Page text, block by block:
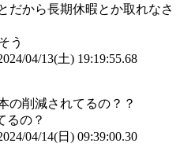
だから長期休暇とか取れなさ
う
04/13(土) 19:19:55.68
の削減されてるの？？
るの？
04/14(日) 09:39:00.30